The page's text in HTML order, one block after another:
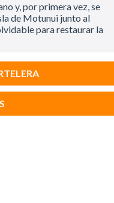
y, por primera vez, se
de Motunui junto al
para restaurar la